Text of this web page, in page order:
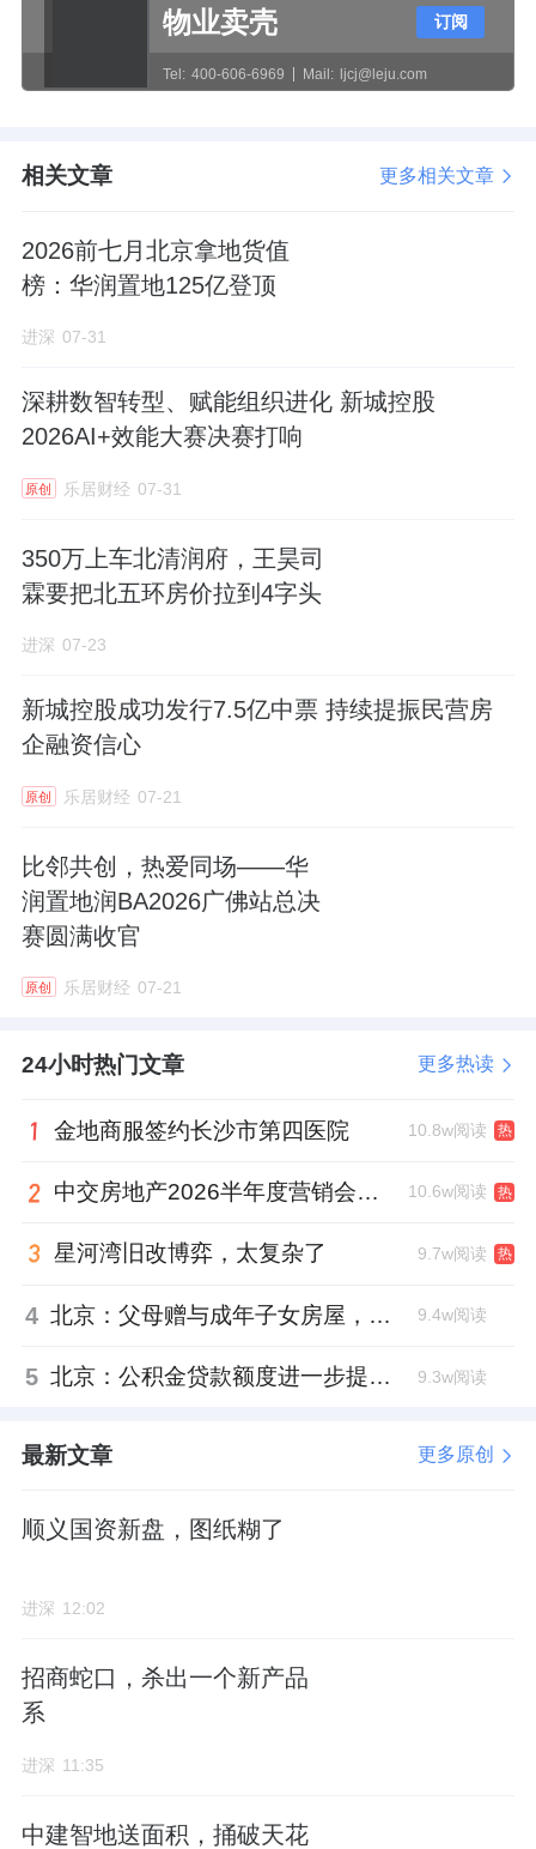
在海岄，李向明和团队碰撞出了一个新词——
明看来，“学养是以环境为基底、资源为支撑、
件空间与长效运营双向支撑，让生活方式真正
落地。”
心甘情愿为全维学养社区买单？
同。邻居可能是北大老师、航天院专家，这种
氛围本身就激发共同进步。”
换句话说，别家开发商还在送米送油，金隅已
经在送“文化和资源”了。
金隅地产社群运营品牌负责人 李向明
在京城地产圈，李向明或许是个生面孔；但在
青岛，他可是响当当的“狠角色”。
此前，李向明曾担任金隅地产青岛公司营销总
监，不仅懂营销管理，更玩转商业与文化体育
资产的运营。
他也是位不折不扣的“跨界玩家”。
第一跨：从宝马汽车圈，一头扎进 新城控股，
地产，体制切换无缝衔接。
这几轮跨界洗礼，让李向明练就了一身全能武
艺：从市场客户研究、策划推广，到品牌传
转。
经理、营销总监等岗位。
更让人出圈的是，脱下工装的李向明，还有一
到安工大商学院，做大学生职业规划讲座。
在年轻一代地产操盘手中实属罕见。
物业卖壳
Tel: 400-606-6969 Mail: ljcj@leju.com
订阅
相关文章 更多相关文章
2026前七月北京拿地货值
榜：华润置地125亿登顶
进深 07-31
深耕数智转型、赋能组织进化 新城控股
2026AI+效能大赛决赛打响
原创 乐居财经 07-31
350万上车北清润府，王昊司
霖要把北五环房价拉到4字头
进深 07-23
新城控股成功发行7.5亿中票 持续提振民营房
企融资信心
原创 乐居财经 07-21
比邻共创，热爱同场——华
润置地润BA2026广佛站总决
赛圆满收官
原创 乐居财经 07-21
24小时热门文章 更多热读
金地商服签约长沙市第四医院 10.8w阅读 热
中交房地产2026半年度营销会，绿城祝军现身了 10.6w阅读 热
星河湾旧改博弈，太复杂了 9.7w阅读 热
4 北京：父母赠与成年子女房屋，不再核验子女的购房资格 9.4w阅读
5 北京：公积金贷款额度进一步提高、最高可贷340万元 9.3w阅读
最新文章 更多原创
顺义国资新盘，图纸糊了
进深 12:02
招商蛇口，杀出一个新产品
系
进深 11:35
中建智地送面积，捅破天花